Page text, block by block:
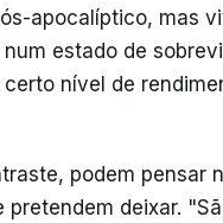
apocalíptico, mas
estado de
nível de
podem pensar
pretendem deixar.